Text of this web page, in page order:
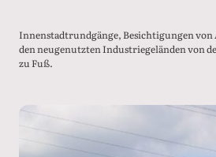
Innenstadtrundgänge, Besichtigungen
den neugenutzten Industriegeländen von
zu Fuß.